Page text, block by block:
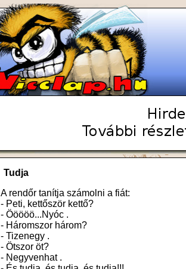
Tudja
A rendőr tanítja számolni a fiát:
- Peti, kettőször kettő?
- Ööööö...Nyóc .
- Háromszor három?
- Tizenegy .
- Ötszor öt?
- Negyvenhat .